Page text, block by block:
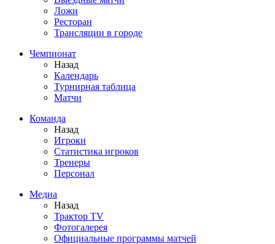
Ложи
Ресторан
Трансляции в городе
Чемпионат
Назад
Календарь
Турнирная таблица
Матчи
Команда
Назад
Игроки
Статистика игроков
Тренеры
Персонал
Медиа
Назад
Трактор TV
Фотогалерея
Официальные программы матчей